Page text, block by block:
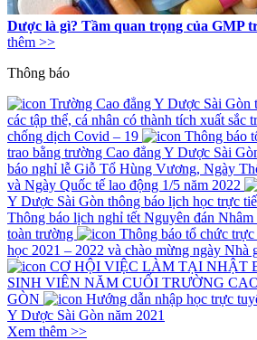
Dược là gì? Tầm quan trọng của GMP
thêm >>
Thông báo
Trường Cao đẳng Y Dược Sài Gòn
các tập thể, cá nhân có thành tích xuất sắc
chống dịch Covid – 19
Thông báo
trao bằng trường Cao đẳng Y Dược Sài
báo nghỉ lễ Giỗ Tổ Hùng Vương, Ngày
và Ngày Quốc tế lao động 1/5 năm 2022
Y Dược Sài Gòn thông báo lịch học trực
Thông báo lịch nghỉ tết Nguyên đán
toàn trường
Thông báo tổ chức
học 2021 – 2022 và chào mừng ngày Nhà
CƠ HỘI VIỆC LÀM TẠI NHẬT
SINH VIÊN NĂM CUỐI TRƯỜNG
GÒN
Hướng dẫn nhập học trực
Y Dược Sài Gòn năm 2021
Xem thêm >>